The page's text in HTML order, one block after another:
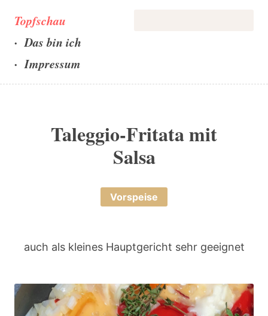
Topfschau
Das bin ich
Impressum
Taleggio-Fritata mit
Salsa
Vorspeise
auch als kleines Hauptgericht sehr geeignet